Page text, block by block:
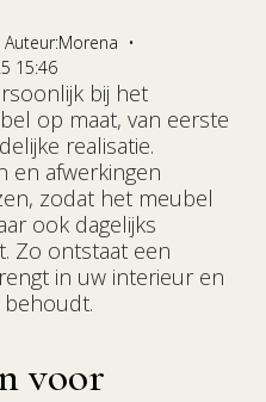
stoffen in maatwerk
design als
finishing touch
Auteur:Morena •
15:46
bij het
op maat, van eerste
realisatie.
en afwerkingen
zodat het meubel
ook dagelijks
Zo ontstaat een
in uw interieur en
behoudt.
voor